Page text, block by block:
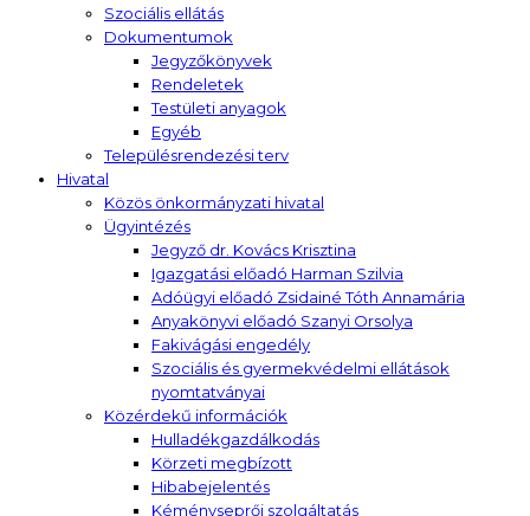
Szociális ellátás
Dokumentumok
Jegyzőkönyvek
Rendeletek
Testületi anyagok
Egyéb
Településrendezési terv
Hivatal
Közös önkormányzati hivatal
Ügyintézés
Jegyző dr. Kovács Krisztina
Igazgatási előadó Harman Szilvia
Adóügyi előadó Zsidainé Tóth Annamária
Anyakönyvi előadó Szanyi Orsolya
Fakivágási engedély
Szociális és gyermekvédelmi ellátások
nyomtatványai
Közérdekű információk
Hulladékgazdálkodás
Körzeti megbízott
Hibabejelentés
Kéményseprői szolgáltatás